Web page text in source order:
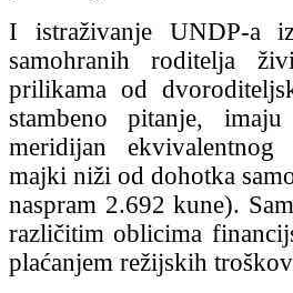
I istraživanje UNDP-a
samohranih roditelja
prilikama od
stambeno pitanje,
meridijan ekvivalentnog
majki niži od dohotka
naspram 2.692 kune).
različitim oblicima
plaćanjem režijskih